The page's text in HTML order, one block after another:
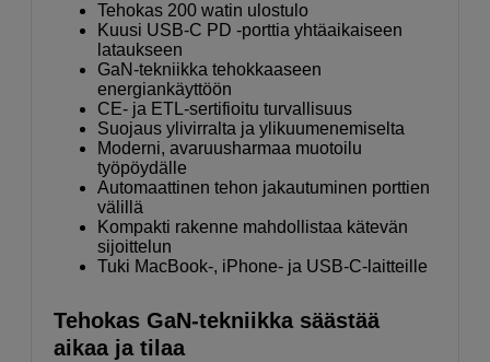
Tehokas 200 watin ulostulo
Kuusi USB-C PD -porttia yhtäaikaiseen
lataukseen
GaN-tekniikka tehokkaaseen
energiankäyttöön
CE- ja ETL-sertifioitu turvallisuus
Suojaus ylivirralta ja ylikuumenemiselta
Moderni, avaruusharmaa muotoilu
työpöydälle
Automaattinen tehon jakautuminen porttien
välillä
Kompakti rakenne mahdollistaa kätevän
sijoittelun
Tuki MacBook-, iPhone- ja USB-C-laitteille
Tehokas GaN-tekniikka säästää
aikaa ja tilaa